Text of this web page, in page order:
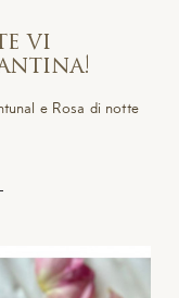
vi
e Rosa di notte